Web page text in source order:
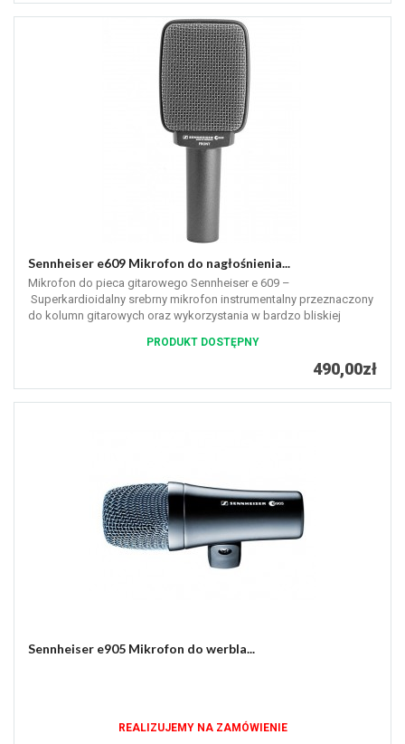
Sennheiser e609 Mikrofon do nagłośnienia...
Mikrofon do pieca gitarowego Sennheiser e 609 –
Superkardioidalny srebrny mikrofon instrumentalny przeznaczony
do kolumn gitarowych oraz wykorzystania w bardzo bliskiej
PRODUKT DOSTĘPNY
490,00zł
Sennheiser e905 Mikrofon do werbla...
REALIZUJEMY NA ZAMÓWIENIE